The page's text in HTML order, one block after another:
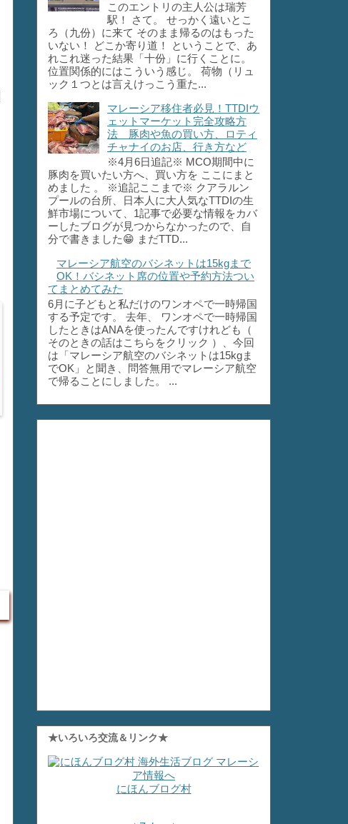
このエントリの主人公は瑞芳
駅！ さて。 せっかく遠いとこ
ろ（九份）に来て そのまま帰るのはもった
いない！ どこか寄り道！ ということで、あ
れこれ迷った結果「十份」に行くことに。
位置関係的にはこういう感じ。 荷物（リュ
ック１つとは言えけっこう重た...
マレーシア移住者必見！TTDIウ
ェットマーケット完全攻略方
法 豚肉や魚の買い方、ロティ
チャナイのお店、行き方など
※4月6日追記※ MCO期間中に
豚肉を買いたい方へ、買い方を ここにまと
めました 。 ※追記ここまで※ クアラルン
プールの台所、日本人に大人気なTTDIの生
鮮市場について、1記事で必要な情報をカバ
ーしたブログが見つからなかったので、自
分で書きました😁 まだTTD...
マレーシア航空のバシネットは15kgまで
OK！バシネット席の位置や予約方法つい
てまとめてみた
6月に子どもと私だけのワンオペで一時帰国
する予定です。 去年、 ワンオペで一時帰国
したときはANAを使ったんですけれども（
そのときの話はこちらをクリック ）、今回
は「マレーシア航空のバシネットは15kgま
でOK」と聞き、問答無用でマレーシア航空
で帰ることにしました。 ...
★いろいろ交流＆リンク★
にほんブログ村